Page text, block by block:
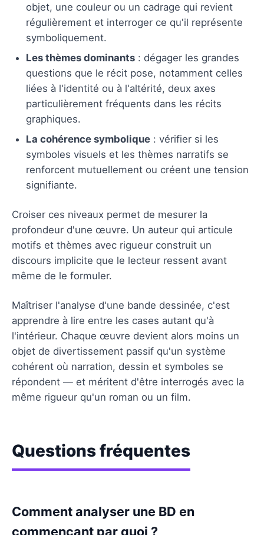
objet, une couleur ou un cadrage qui revient
régulièrement et interroger ce qu'il représente
symboliquement.
Les thèmes dominants : dégager les grandes
questions que le récit pose, notamment celles
liées à l'identité ou à l'altérité, deux axes
particulièrement fréquents dans les récits
graphiques.
La cohérence symbolique : vérifier si les
symboles visuels et les thèmes narratifs se
renforcent mutuellement ou créent une tension
signifiante.
Croiser ces niveaux permet de mesurer la
profondeur d'une œuvre. Un auteur qui articule
motifs et thèmes avec rigueur construit un
discours implicite que le lecteur ressent avant
même de le formuler.
Maîtriser l'analyse d'une bande dessinée, c'est
apprendre à lire entre les cases autant qu'à
l'intérieur. Chaque œuvre devient alors moins un
objet de divertissement passif qu'un système
cohérent où narration, dessin et symboles se
répondent — et méritent d'être interrogés avec la
même rigueur qu'un roman ou un film.
Questions fréquentes
Comment analyser une BD en
commençant par quoi ?